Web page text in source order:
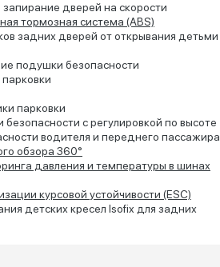
дверей на скорости
тормозная система (ABS)
задних дверей от открывания детьми
подушки безопасности
парковки
с регулировкой по высоте
водителя и переднего пассажира
обзора 360°
давления и температуры в шинах
курсовой устойчивости (ESC)
детских кресел Isofix для задних